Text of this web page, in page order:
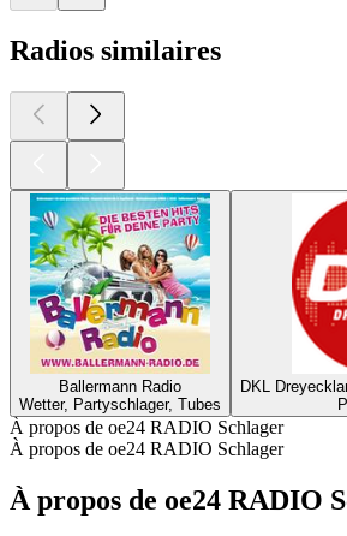
Radios similaires
Ballermann Radio
Wetter, Partyschlager, Tubes
DKL
À propos de oe24 RADIO Schlager
À propos de oe24 RADIO Schlager
À propos de oe24 RADIO